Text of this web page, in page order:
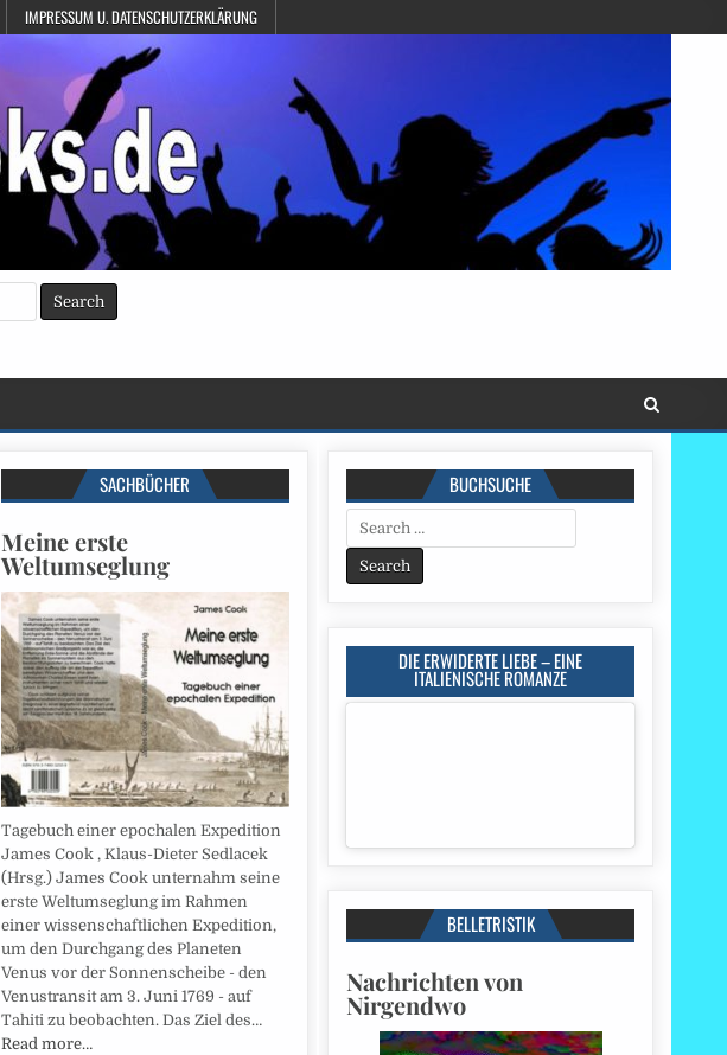
IMPRESSUM U. DATENSCHUTZERKLÄRUNG
SACHBÜCHER
Meine erste
Weltumseglung
Tagebuch einer epochalen Expedition
James Cook , Klaus-Dieter Sedlacek
(Hrsg.) James Cook unternahm seine
erste Weltumseglung im Rahmen
einer wissenschaftlichen Expedition,
um den Durchgang des Planeten
Venus vor der Sonnenscheibe - den
Venustransit am 3. Juni 1769 - auf
Tahiti zu beobachten. Das Ziel des…
Read more…
BUCHSUCHE
Search
for:
DIE ERWIDERTE LIEBE – EINE
ITALIENISCHE ROMANZE
BELLETRISTIK
Nachrichten von
Nirgendwo